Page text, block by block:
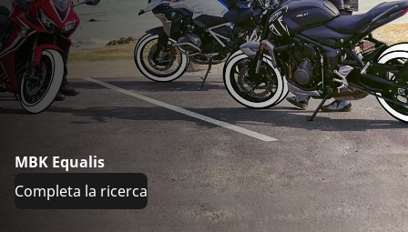
MBK Equalis
Completa la ricerca